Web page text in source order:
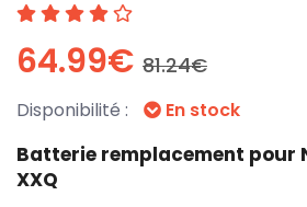
64.99€ 81.24€
Disponibilité : En stock
Batterie remplacement pour
XXQ